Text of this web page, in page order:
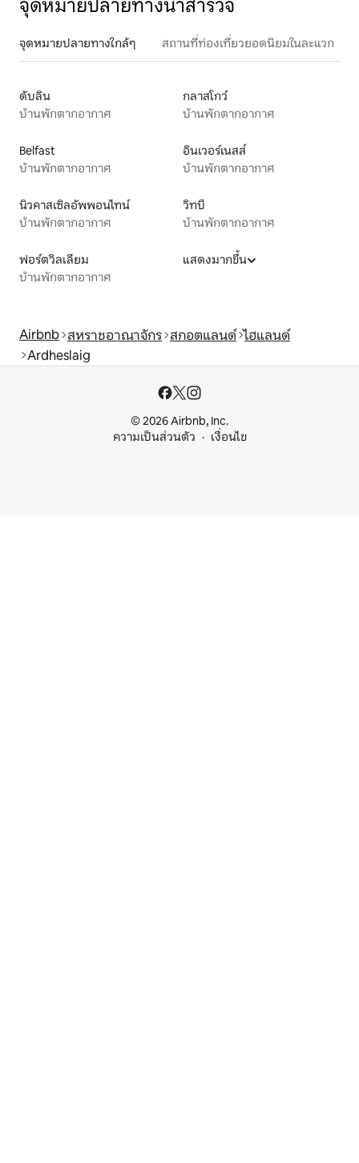
จุดหมายปลายทางน่าสำรวจ
จุดหมายปลายทางใกล้ๆ สถานที่ท่องเที่ยวยอดนิยมในละแวก
ดับลิน
บ้านพักตากอากาศ
กลาสโกว์
บ้านพักตากอากาศ
Belfast
บ้านพักตากอากาศ
อินเวอร์เนสส์
บ้านพักตากอากาศ
นิวคาสเซิลอัพพอนไทน์
บ้านพักตากอากาศ
วิทบี
บ้านพักตากอากาศ
ฟอร์ตวิลเลียม
บ้านพักตากอากาศ
แสดงมากขึ้น
Airbnb สหราชอาณาจักร สกอตแลนด์ ไฮแลนด์
Ardheslaig
© 2026 Airbnb, Inc.
ความเป็นส่วนตัว
เงื่อนไข